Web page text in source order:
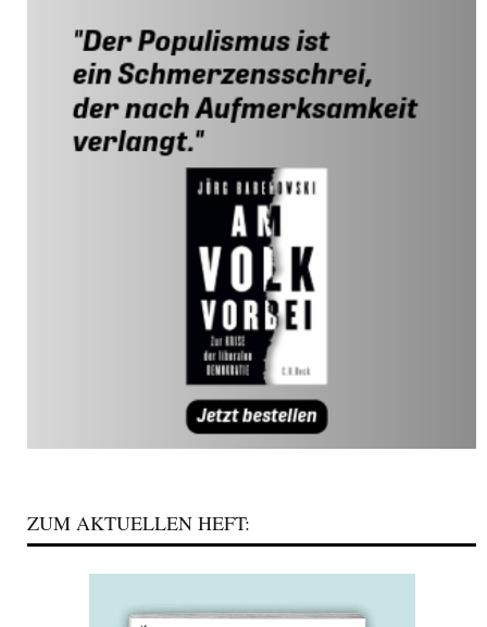
ZUM AKTUELLEN HEFT: